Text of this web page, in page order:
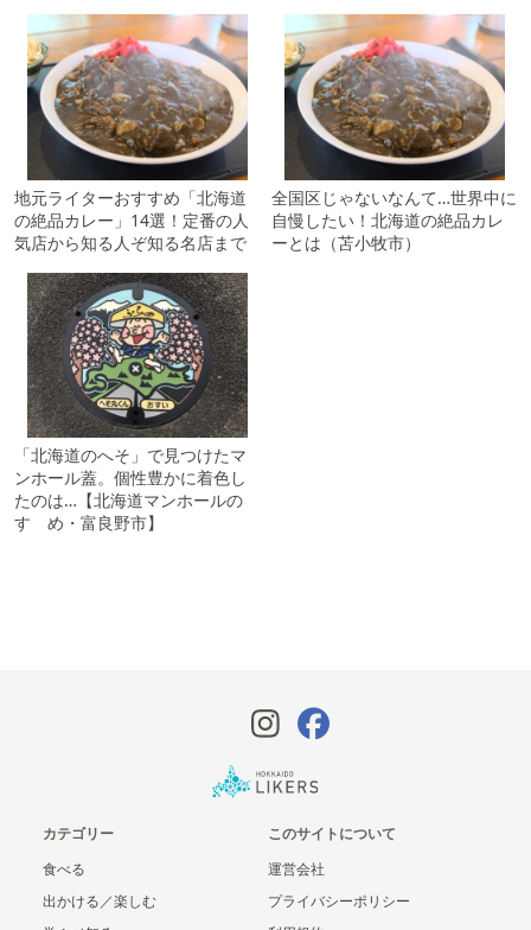
地元ライターおすすめ「北海道
の絶品カレー」14選！定番の人
気店から知る人ぞ知る名店まで
全国区じゃないなんて…世界中に
自慢したい！北海道の絶品カレ
ーとは（苫小牧市）
「北海道のへそ」で見つけたマ
ンホール蓋。個性豊かに着色し
たのは…【北海道マンホールの
すゝめ・富良野市】
カテゴリー
食べる
出かける／楽しむ
このサイトについて
運営会社
プライバシーポリシー